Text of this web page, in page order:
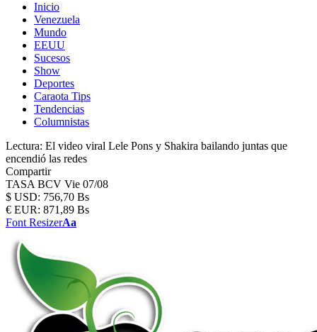
Inicio
Venezuela
Mundo
EEUU
Sucesos
Show
Deportes
Caraota Tips
Tendencias
Columnistas
Lectura: El video viral Lele Pons y Shakira bailando juntas que
encendió las redes
Compartir
TASA BCV Vie 07/08
$ USD: 756,70 Bs
€ EUR: 871,89 Bs
Font ResizerAa